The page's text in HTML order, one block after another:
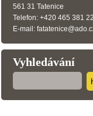
561 31 Tatenice
Telefon: +420 465 381
E-mail:
Vyhledávání